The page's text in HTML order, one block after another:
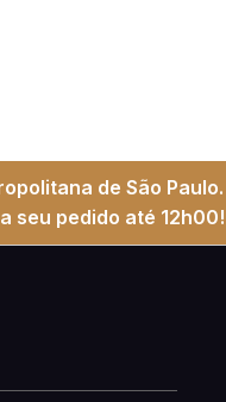
de São Paulo.
seu pedido até 12h00!